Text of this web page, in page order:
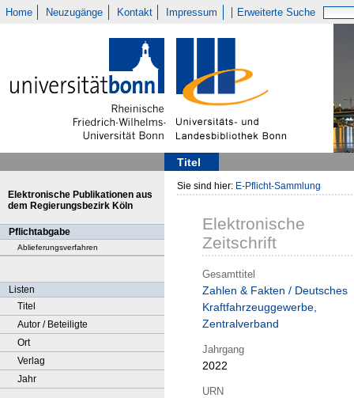
Home Neuzugänge Kontakt Impressum Erweiterte Suche
Titel
Elektronische Publikationen aus
dem Regierungsbezirk Köln
Pflichtabgabe
Ablieferungsverfahren
Listen
Titel
Autor / Beteiligte
Ort
Verlag
Jahr
Sie sind hier: E-Pflicht-Sammlung
Elektronische
Zeitschrift
Gesamttitel
Zahlen & Fakten / Deutsches
Kraftfahrzeuggewerbe,
Zentralverband
Jahrgang
2022
URN